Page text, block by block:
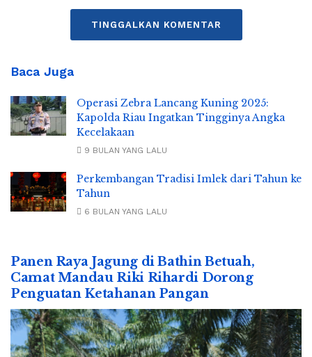
TINGGALKAN KOMENTAR
Baca Juga
Operasi Zebra Lancang Kuning 2025:
Kapolda Riau Ingatkan Tingginya Angka
Kecelakaan
9 BULAN YANG LALU
Perkembangan Tradisi Imlek dari Tahun ke
Tahun
6 BULAN YANG LALU
Panen Raya Jagung di Bathin Betuah,
Camat Mandau Riki Rihardi Dorong
Penguatan Ketahanan Pangan